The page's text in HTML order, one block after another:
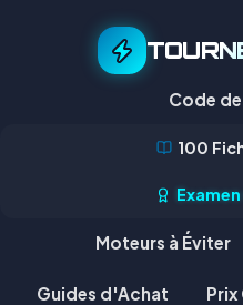
Code
100
Moteurs à Éviter
Guides d'Achat